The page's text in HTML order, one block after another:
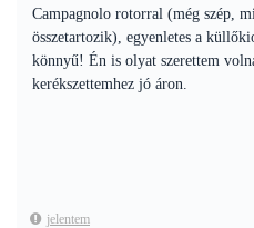
Campagnolo rotorral (még szép,
összetartozik), egyenletes a
könnyű! Én is olyat szerettem
kerékszettemhez jó áron.
jelentem